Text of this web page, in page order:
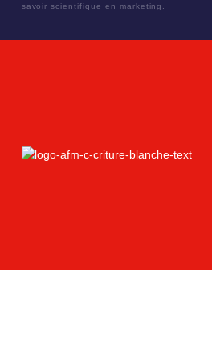
savoir scientifique en marketing.